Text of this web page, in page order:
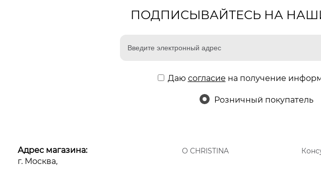
ПОДПИСЫВАЙТЕСЬ НА
Даю согласие на получение
Розничный покупатель
Адрес магазина:
г. Москва,
О CHRISTINA